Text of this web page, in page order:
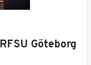
Göteborg